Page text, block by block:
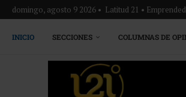
domingo, agosto 9 2026 • Latitud 21 •
INICIO SECCIONES COLUMNAS DE